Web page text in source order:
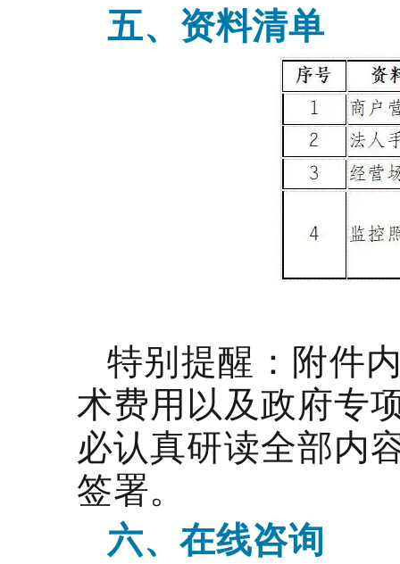
五、资料清单
特别提醒：附件
术费用以及政府专
必认真研读全部内
签署。
六、在线咨询